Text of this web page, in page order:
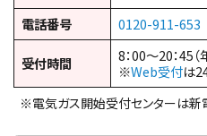
電話番号
0120-911-653
受付時間
8：00～20：45（
※Web受付は
※電気ガス開始受付センターは新